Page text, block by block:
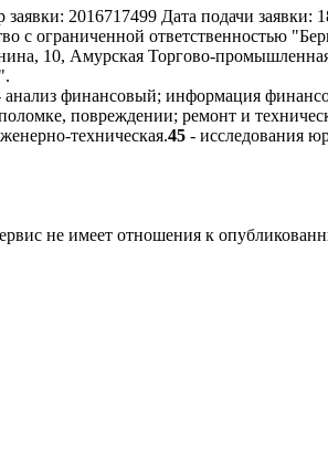
заявки: 2016717499 Дата подачи заявки:
с ограниченной ответственностью
10, Амурская Торгово-
анализ финансовый; информация
повреждении; ремонт и
техническая.45 - исследования
не имеет отношения к